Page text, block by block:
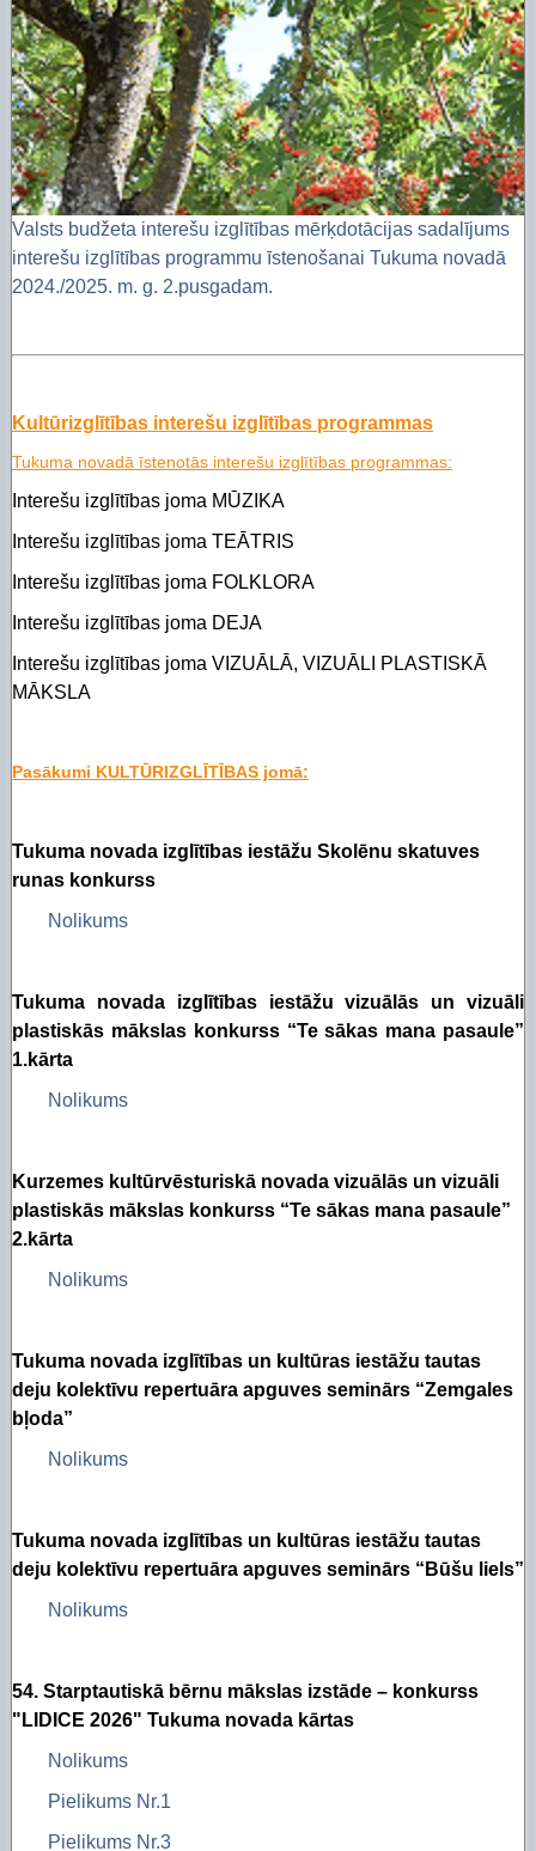
Valsts budžeta interešu izglītības mērķdotācijas sadalījums
interešu izglītības programmu īstenošanai Tukuma novadā
2024./2025. m. g. 2.pusgadam.
Kultūrizglītības interešu izglītības programmas
Tukuma novadā īstenotās interešu izglītības programmas:
Interešu izglītības joma MŪZIKA
Interešu izglītības joma TEĀTRIS
Interešu izglītības joma FOLKLORA
Interešu izglītības joma DEJA
Interešu izglītības joma VIZUĀLĀ, VIZUĀLI PLASTISKĀ
MĀKSLA
Pasākumi KULTŪRIZGLĪTĪBAS jomā:
Tukuma novada izglītības iestāžu Skolēnu skatuves
runas konkurss
Nolikums
Tukuma novada izglītības iestāžu vizuālās un vizuāli
plastiskās mākslas konkurss “Te sākas mana pasaule”
1.kārta
Nolikums
Kurzemes kultūrvēsturiskā novada vizuālās un vizuāli
plastiskās mākslas konkurss “Te sākas mana pasaule”
2.kārta
Nolikums
Tukuma novada izglītības un kultūras iestāžu tautas
deju kolektīvu repertuāra apguves seminārs “Zemgales
bļoda”
Nolikums
Tukuma novada izglītības un kultūras iestāžu tautas
deju kolektīvu repertuāra apguves seminārs “Būšu liels”
Nolikums
54. Starptautiskā bērnu mākslas izstāde – konkurss
"LIDICE 2026" Tukuma novada kārtas
Nolikums
Pielikums Nr.1
Pielikums Nr.3